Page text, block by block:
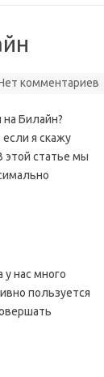
комментариев
Билайн?
я скажу
этой статье мы
нас много
пользуется